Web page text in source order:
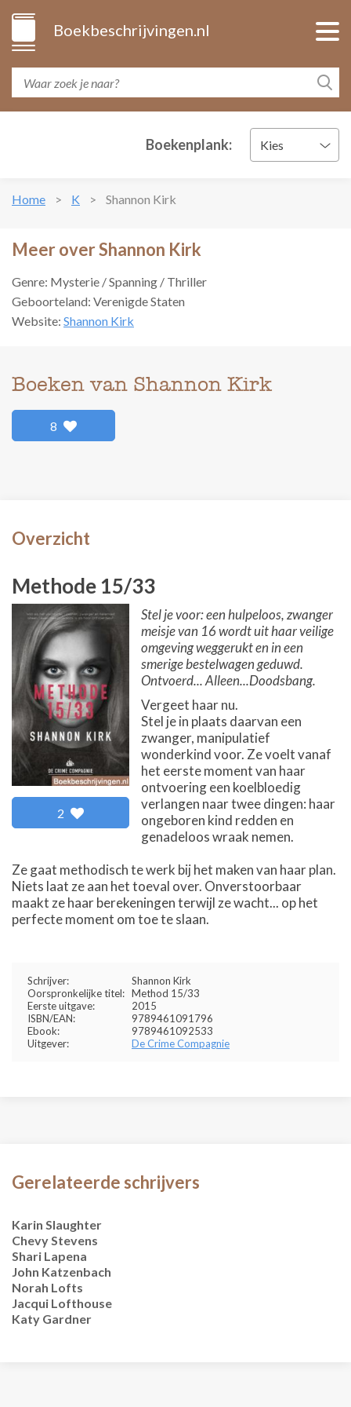
Boekbeschrijvingen.nl
Boekenplank: Kies
Home K Shannon Kirk
Meer over Shannon Kirk
Genre: Mysterie / Spanning / Thriller
Geboorteland: Verenigde Staten
Website: Shannon Kirk
Boeken van Shannon Kirk
8
Overzicht
Methode 15/33
2
Stel je voor: een hulpeloos, zwanger
meisje van 16 wordt uit haar veilige
omgeving weggerukt en in een
smerige bestelwagen geduwd.
Ontvoerd... Alleen...Doodsbang.
Vergeet haar nu.
Stel je in plaats daarvan een
zwanger, manipulatief
wonderkind voor. Ze voelt vanaf
het eerste moment van haar
ontvoering een koelbloedig
verlangen naar twee dingen: haar
ongeboren kind redden en
genadeloos wraak nemen.
Ze gaat methodisch te werk bij het maken van haar plan.
Niets laat ze aan het toeval over. Onverstoorbaar
maakt ze haar berekeningen terwijl ze wacht... op het
perfecte moment om toe te slaan.
Schrijver:
Shannon Kirk
Oorspronkelijke titel: Method 15/33
Eerste uitgave:
2015
ISBN/EAN:
9789461091796
Ebook:
9789461092533
Uitgever:
De Crime Compagnie
Gerelateerde schrijvers
Karin Slaughter
Chevy Stevens
Shari Lapena
John Katzenbach
Norah Lofts
Jacqui Lofthouse
Katy Gardner